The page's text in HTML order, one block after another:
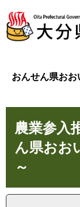
ジ
ュ
おんせん県お
農業参入
ん県おお
～